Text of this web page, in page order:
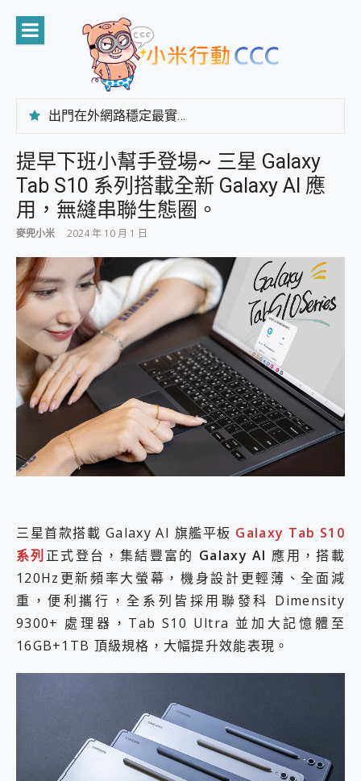
content
出門在外網路穩定最實在 「台灣大哥大」榮獲 4G/5G 在線率全球 NO.3 全台第一與全台六冠王實測心得，走到哪順到哪！
CP 值天花板~ Bongcom BS5 足球君開箱~ 短焦投影機 3千元就能擁有！ 折扣碼在這～
專為 PC上的 XBOX和掌機設計的 FireCuda X1070 SSD 固態硬碟開箱 評測
台灣製攝影機在這裡，100%全無線設計 SpotCam Solo Eco 太陽能防水雲端攝影機 SpotCam Solo 3 2.5K高畫質戶外攝影機 開箱 評測
電力超超超持久 MSI 微星 Prestige 14 AI+ D3MG-031TW 14吋 開箱評價，AI輕薄商務筆電 Copilot+ PC
超懂拍、耐用 AI 街拍機~ realme 16 Pro 開箱評價~ 2 億畫素 LumaColor 影像、持久續航與 IP69K 高防護
AI 支付 一錶搞定大小事 Xiaomi Watch 5 開箱 評測
超驚艷 讓人一眼就愛上 LENOVO 聯想 Yoga Book 9 14吋 AI輕薄筆電 開箱 評測
好用的 EaseUS Partition Master 讓您輕鬆的移除與格式化有防寫保護的隨身碟或SD卡
一鍵修復模糊影片、舊照的 AI 好幫手! VideoProc Converter AI 新版全解析 × 年末優惠，一篇全看懂
小朋友才做選擇 投影機 RGB藍牙音響 氛圍情境燈 我通通都要！ Starfish 2 幻彩膠囊投影機｜結合「 智慧投影 & 煥彩流動 」的沈浸式生活新體驗
外型超吸晴~ 給您絕佳操控體驗 GravaStar Mercury K1 系列 異星機械鍵盤與 Mercury X 系列 輕量無線電競滑鼠 開箱 評測
開箱~變身「蜘蛛人」椅子軍師！MSI MPG 491CQP QD-OLED 超寬曲面電競螢幕，多工辦公、爽度滿滿的終極桌面體驗
iPhone 17 系列 有認證的防護來囉！ imos 首家導入 UL MCV 行銷宣告驗證的手機配件品牌
DJI Osmo Pocket 3 爽爽帶回家 歡慶 EaseUS 21 週年到來，「Slogan 海報徵稿活動」好康大放送
小巧好吸不擋鏡頭 有Qi2認證的 ONPRO MagReact MXs2 5000mAh薄型磁吸無線急速行動電源 開箱 評測
COMPUTEX 2025 來囉！AGI亞奇雷 AI・Gaming・創作儲存方案登場，趕快來AGI亞奇雷挑戰任務抽 PS5！
自帶線的 有線無線都能充 ONPRO MagReact M5 10000mAh 5合1 磁吸無線急速行動電源 開箱 評測
飛利浦 JS7310 ⚡【電急便｜行動儲能救車電源】 可靠的旅行夥伴！帶給您優異的安全性與強大供電效能
是螢幕也是電視! 一機超多用途「MSI微星 Modern MD272UPSW 27型」 4K IPS 輕薄商用智慧聯網螢幕 開箱 評測
您的專屬AI 助手 Yoga Slim 7 Aura Edition 觸控AI筆電 開箱 評測
realme 14 Pro 超硬軍規、冰感變色實測，realme 14 5G 遊戲戰鬥值爆表，效能x娛樂全都要！
iPhone、Apple Watch、AirPods耳機 三個設備充電一起搞定 ONPRO MagReact™ M3 3 in 1可攜摺疊無線充電器 開箱 評測
動靜皆宜「HUAWEI FreeArc」開放式耳掛耳機，無感配戴! 超穩超服貼，音質、通話也很優質
給 MSI Claw 系列電競掌機 最完美的家 MSI Nest Docking Station 掌機專屬擴充底座 開箱 評測
B&O 精品級音響! Home+ 中嘉寬頻 SoundBox 劇院串流盒 開箱 評測
EaseUS Vocal Remover 免費線上去聲器一鍵去除人聲 人聲 音樂分離 2024 消除人聲推薦
3 個超值 MHN 飛人工具分享~~ iToolab AnyGo 魔物獵人 Now飛人 ios教學 不出門也可以到處走
提早下班小幫手登場~ 三星 Galaxy
Tab S10 系列搭載全新 Galaxy AI 應
用，無縫串聯生態圈。
麥兜小米 2024 年 10 月 1 日
三星首款搭載 Galaxy AI 旗艦平板 Galaxy Tab S10
系列正式登台，集結豐富的 Galaxy AI 應用，搭載
120Hz更新頻率大螢幕，機身設計更輕薄、全面減
重，便利攜行，全系列皆採用聯發科 Dimensity
9300+ 處理器，Tab S10 Ultra 並加大記憶體至
16GB+1TB 頂級規格，大幅提升效能表現。